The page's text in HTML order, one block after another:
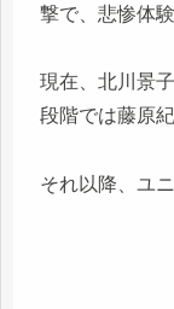
撃で、悲惨体験
現在、北川景
段階では藤原
それ以降、ユ